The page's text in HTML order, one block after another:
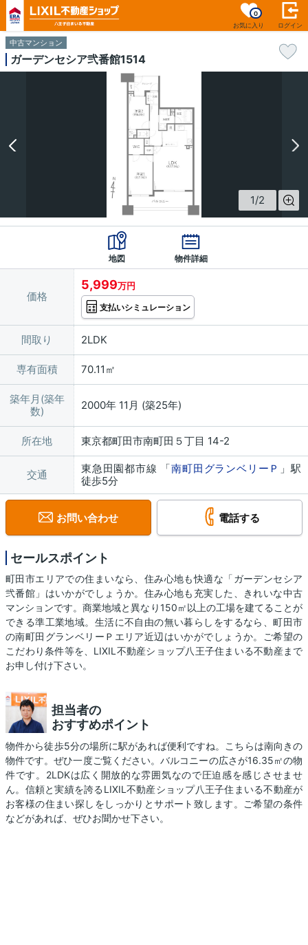
お気に入り
0
ログイン
中古マンション
ガーデンセシア弐番館1514
1/2
地図 物件詳細
価格
5,999万円
支払いシミュレーション
間取り 2LDK
専有面積 70.11㎡
築年月(築年
数)
2000年 11月 (築25年)
所在地 東京都町田市南町田５丁目 14-2
交通 東急田園都市線 「南町田グランベリーＰ 」駅
徒歩5分
お問い合わせ 電話する
セールスポイント
町田市エリアでの住まいなら、住み心地も快適な「ガーデンセシア
弐番館」はいかがでしょうか。住み心地も充実した、きれいな中古
マンションです。商業地域と異なり150㎡以上の工場を建てることが
できる準工業地域。生活に不自由の無い暮らしをするなら、町田市
の南町田グランベリーＰエリア近辺はいかがでしょうか。ご希望の
こだわり条件等を、LIXIL不動産ショップ八王子住まいる不動産まで
お申し付け下さい。
担当者の
おすすめポイント
物件から徒歩5分の場所に駅があれば便利ですね。こちらは南向きの
物件です。ぜひ一度ご覧ください。バルコニーの広さが16.35㎡の物
件です。2LDKは広く開放的な雰囲気なので圧迫感を感じさせませ
ん。信頼と実績を誇るLIXIL不動産ショップ八王子住まいる不動産が
お客様の住まい探しをしっかりとサポート致します。ご希望の条件
などがあれば、ぜひお聞かせ下さい。